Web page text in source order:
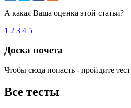
А какая Ваша оценка этой статьи?
1 2 3 4 5
Доска почета
Чтобы сюда попасть - пройдите тест
Все тесты